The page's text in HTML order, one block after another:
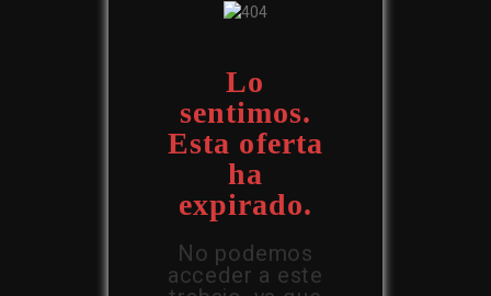
Lo
sentimos.
Esta oferta
ha
expirado.
No podemos
acceder a este